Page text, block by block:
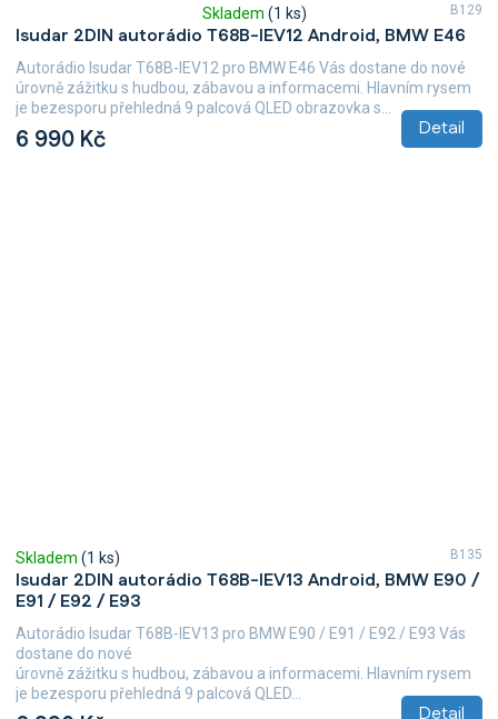
Isudar 2DIN autorádio T68B-IEV12 Android, BMW E46
hodnocení
produktu
je
5,0
z
5
Skladem (1 ks)
6 990 Kč Detail
Autorádio Isudar T68B-IEV12 pro BMW E46 Vás dostane do nové
úrovně zážitku s hudbou, zábavou a informacemi. Hlavním rysem
je bezesporu přehledná 9 palcová QLED obrazovka s...
B129
Isudar 2DIN autorádio T68B-IEV13 Android, BMW E90 /
E91 / E92 / E93
Skladem (1 ks)
Autorádio Isudar T68B-IEV13 pro BMW E90 / E91 / E92 / E93 Vás
dostane do nové
úrovně zážitku s hudbou, zábavou a informacemi. Hlavním rysem
je bezesporu přehledná 9 palcová QLED...
B135